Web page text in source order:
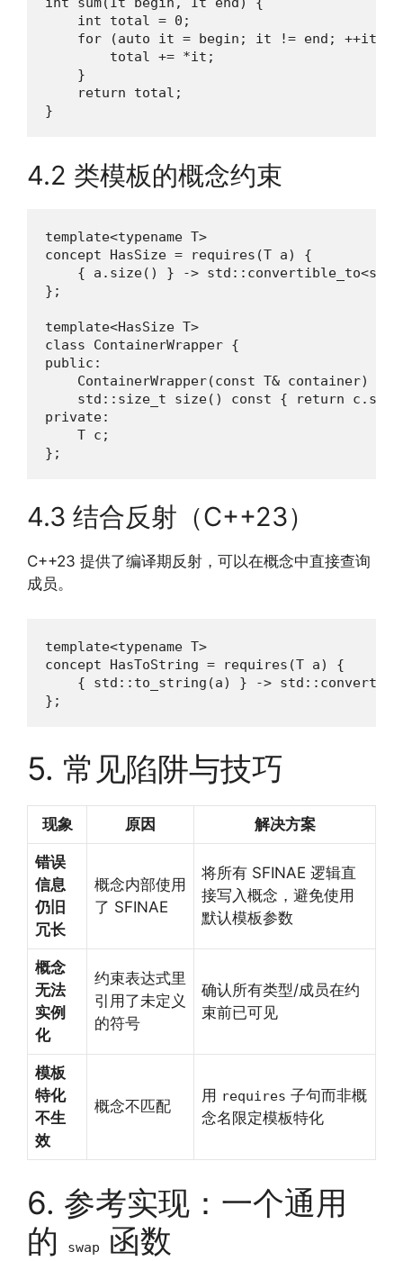
    int total = 0;
    for (auto it = begin; it != end; ++it) {
        total += *it;
    }
    return total;
}
4.2 类模板的概念约束
template<typename T>
concept HasSize = requires(T a) {
{ a.size() } ->
};
template<HasSize T>
class ContainerWrapper {
public:
ContainerWrapper(const T& container) :
std::size_t size() const { return
private:
    T c;
};
4.3 结合反射（C++23）
C++23 提供了编译期反射，可以在概念中直接查询
成员。
template<typename T>
concept HasToString = requires(T a) {
{ std::to_string(a) } ->
};
5. 常见陷阱与技巧
现象 原因 解决方案
错误
信息
仍旧
冗长
概念内部使用
了 SFINAE
将所有 SFINAE 逻辑直
接写入概念，避免使用
默认模板参数
概念
无法
实例
化
约束表达式里
引用了未定义
的符号
确认所有类型/成员在约
束前已可见
模板
特化
不生
效
概念不匹配
用 requires 子句而非概
念名限定模板特化
6. 参考实现：一个通用
的
swap 函数